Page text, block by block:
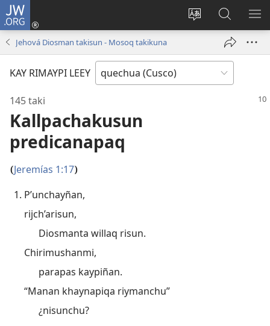
JW.ORG
Direccionpi
Sutiykiwan
jaykuy
nueva
JW.ORG
nisqapi
maskhay
Jehová Diosman takisun - Mosoq takikuna
KAY RIMAYPI LEEY
145 taki
Kallpachakusun
predicanapaq
(Jeremías 1:17)
P’unchayñan,
rijch’arisun,
Diosmanta willaq risun.
Chirimushanmi,
parapas kaypiñan.
“Manan khaynapiqa riymanchu”
¿nisunchu?